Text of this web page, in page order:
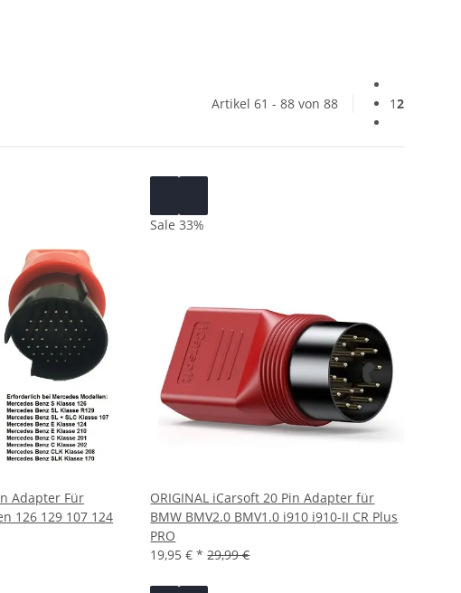
Artikel 61 - 88 von 88 12
Adapter Für
126 129 107 124
Sale 33%
ORIGINAL iCarsoft 20 Pin Adapter für
BMW BMV2.0 BMV1.0 i910 i910-II CR Plus
PRO
19,95 €* 29,99 €